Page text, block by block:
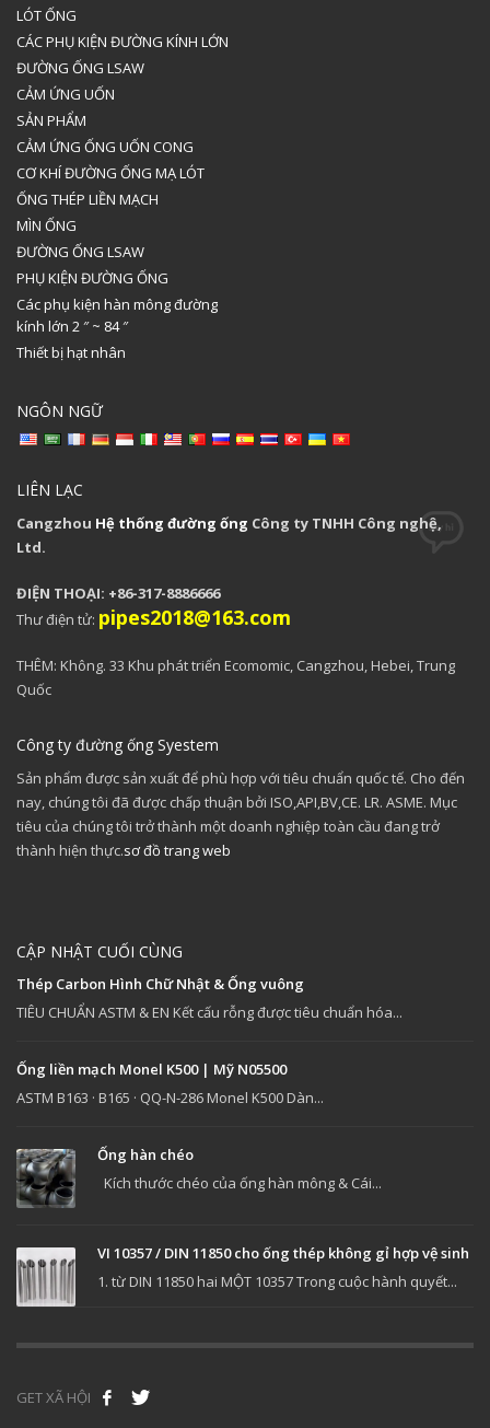
LÓT ỐNG
CÁC PHỤ KIỆN ĐƯỜNG KÍNH LỚN
ĐƯỜNG ỐNG LSAW
CẢM ỨNG UỐN
SẢN PHẨM
CẢM ỨNG ỐNG UỐN CONG
CƠ KHÍ ĐƯỜNG ỐNG MẠ LÓT
ỐNG THÉP LIỀN MẠCH
MÌN ỐNG
ĐƯỜNG ỐNG LSAW
PHỤ KIỆN ĐƯỜNG ỐNG
Các phụ kiện hàn mông đường
kính lớn 2 ″ ~ 84 ″
Thiết bị hạt nhân
NGÔN NGỮ
LIÊN LẠC
Cangzhou Hệ thống đường ống Công ty TNHH Công nghệ,
Ltd.
ĐIỆN THOẠI: +86-317-8886666
Thư điện tử: pipes2018@163.com
THÊM: Không. 33 Khu phát triển Ecomomic, Cangzhou, Hebei, Trung
Quốc
Công ty đường ống Syestem
Sản phẩm được sản xuất để phù hợp với tiêu chuẩn quốc tế. Cho đến
nay, chúng tôi đã được chấp thuận bởi ISO,API,BV,CE. LR. ASME. Mục
tiêu của chúng tôi trở thành một doanh nghiệp toàn cầu đang trở
thành hiện thực.sơ đồ trang web
CẬP NHẬT CUỐI CÙNG
Thép Carbon Hình Chữ Nhật & Ống vuông
TIÊU CHUẨN ASTM & EN Kết cấu rỗng được tiêu chuẩn hóa...
Ống liền mạch Monel K500 | Mỹ N05500
ASTM B163 · B165 · QQ-N-286 Monel K500 Dàn...
Ống hàn chéo
Kích thước chéo của ống hàn mông & Cái...
VI 10357 / DIN 11850 cho ống thép không gỉ hợp vệ sinh
1. từ DIN 11850 hai MỘT 10357 Trong cuộc hành quyết...
GET XÃ HỘI